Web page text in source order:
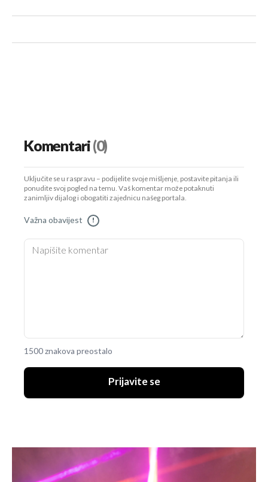
Komentari(0)
Uključite se u raspravu – podijelite svoje mišljenje, postavite pitanja ili
ponudite svoj pogled na temu. Vaš komentar može potaknuti
zanimljiv dijalog i obogatiti zajednicu našeg portala.
Važna obavijest !
1500 znakova preostalo
Prijavite se